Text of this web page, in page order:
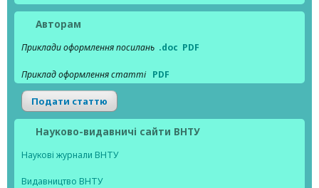
Авторам
Приклади оформлення посилань .doc PDF
Приклад оформлення статті PDF
Подати статтю
Науково-видавничі сайти ВНТУ
Наукові журнали ВНТУ
Видавництво ВНТУ